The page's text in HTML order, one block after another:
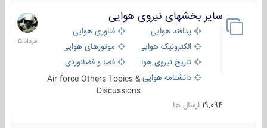
سایر بخشهای نیروی هوایی
پدافند هوایی
فناوری هوایی
الکترونیک هوایی
موتورهای هوایی
تاریخ نیروی هوایی
فضا و فضانوردی
دانشنامه هواییAir force Others Topics &
Discussions
19,094 ارسال ها
2
مرداد
1405